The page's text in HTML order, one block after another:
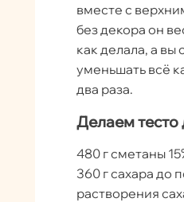
вместе с
без декора он
как делала, а
уменьшать всё
два раза.
Делаем тесто
480 г сметаны
360 г сахара до
растворения